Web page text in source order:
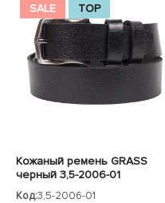
SALE TOP
Кожаный ремень GRASS
черный 3,5-2006-01
Код:3,5-2006-01